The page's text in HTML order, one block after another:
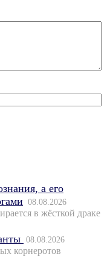
а его
08.08.2026
в жёсткой драке
08.08.2026
корнеротов